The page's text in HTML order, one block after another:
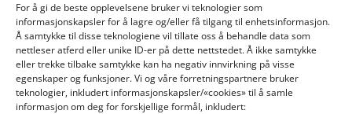
For å gi de beste opplevelsene bruker vi teknologier som
informasjonskapsler for å lagre og/eller få tilgang til enhetsinformasjon.
Å samtykke til disse teknologiene vil tillate oss å behandle data som
nettleser atferd eller unike ID-er på dette nettstedet. Å ikke samtykke
eller trekke tilbake samtykke kan ha negativ innvirkning på visse
egenskaper og funksjoner. Vi og våre forretningspartnere bruker
teknologier, inkludert informasjonskapsler/«cookies» til å samle
informasjon om deg for forskjellige formål, inkludert: